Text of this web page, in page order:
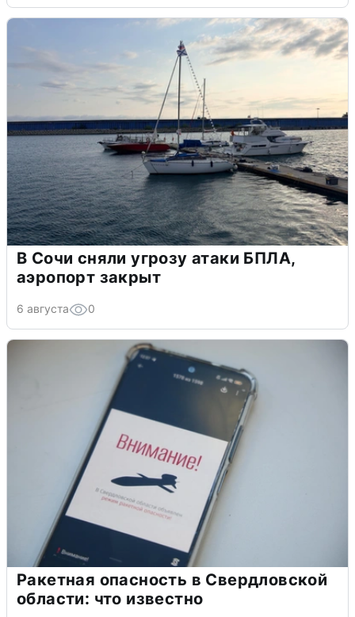
В Сочи сняли угрозу атаки БПЛА,
аэропорт закрыт
6 августа 0
Ракетная опасность в Свердловской
области: что известно